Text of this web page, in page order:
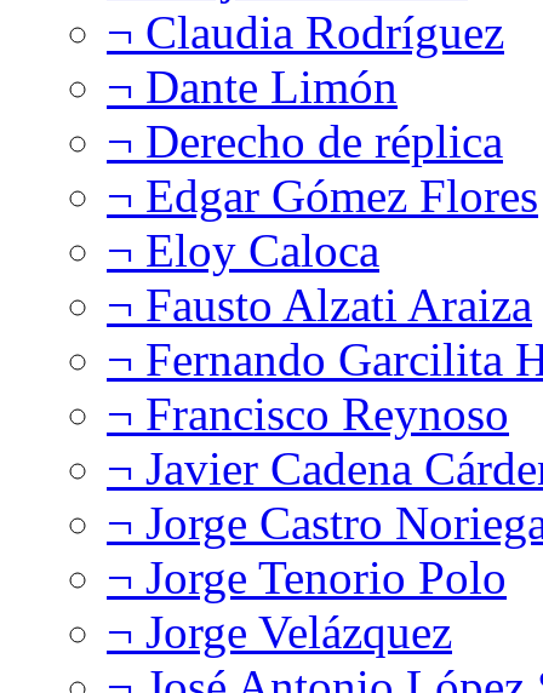
¬ Claudia Rodríguez
¬ Dante Limón
¬ Derecho de réplica
¬ Edgar Gómez Flores
¬ Eloy Caloca
¬ Fausto Alzati Araiza
¬ Fernando Garcilita
¬ Francisco Reynoso
¬ Javier Cadena
¬ Jorge Castro
¬ Jorge Tenorio Polo
¬ Jorge Velázquez